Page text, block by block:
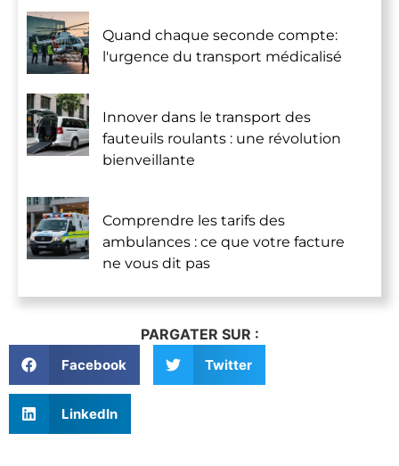
Quand chaque seconde compte:
l'urgence du transport médicalisé
Innover dans le transport des
fauteuils roulants : une révolution
bienveillante
Comprendre les tarifs des
ambulances : ce que votre facture
ne vous dit pas
PARGATER SUR :
Facebook Twitter
LinkedIn